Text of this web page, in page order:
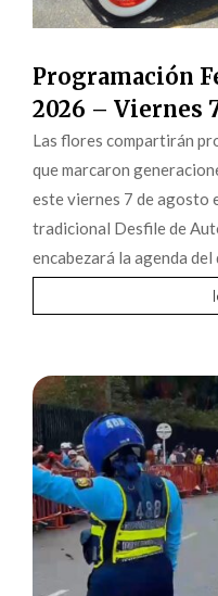
Programación
2026 – Viernes
Las flores compartirán
que marcaron
este viernes 7 de agosto
tradicional Desfile de
encabezará la agenda del